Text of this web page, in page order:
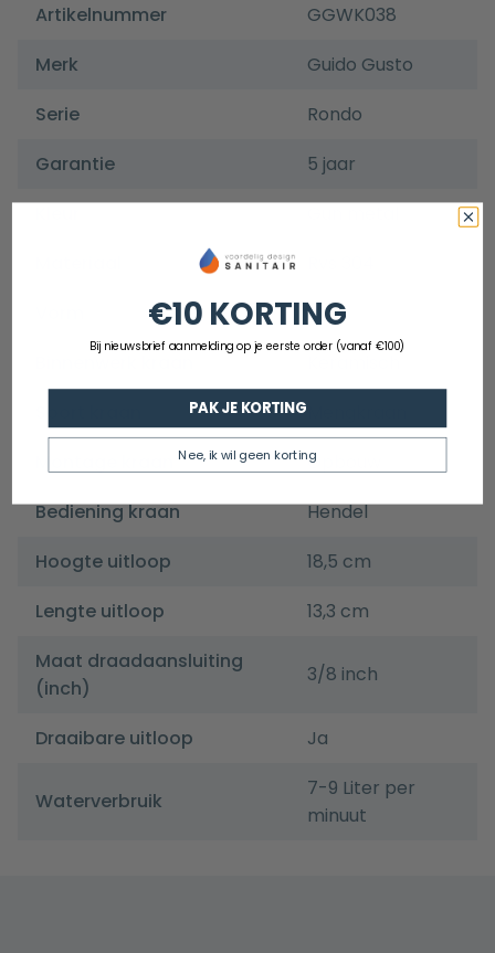
Artikelnummer
GGWK038
Merk
Guido Gusto
Serie
Rondo
Garantie
5 jaar
Rond
Opbouw
Bediening kraan
Hendel
Hoogte uitloop
18,5 cm
Lengte uitloop
13,3 cm
Maat draadaansluiting
(inch)
3/8 inch
Draaibare uitloop Ja
Waterverbruik
7-9 Liter per
minuut
€10 KORTING
Bij nieuwsbrief aanmelding op je eerste order (vanaf €100)
PAK JE KORTING
Nee, ik wil geen korting